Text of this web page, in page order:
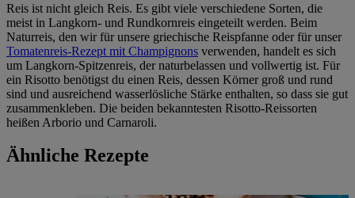
Reis ist nicht gleich Reis. Es gibt viele verschiedene Sorten, die
meist in Langkorn- und Rundkornreis eingeteilt werden. Beim
Naturreis, den wir für unsere griechische Reispfanne oder für unser
Tomatenreis-Rezept mit Champignons verwenden, handelt es sich
um Langkorn-Spitzenreis, der naturbelassen und vollwertig ist. Für
ein Risotto benötigst du einen Reis, dessen Körner groß und rund
sind und ausreichend wasserlösliche Stärke enthalten, so dass sie gut
zusammenkleben. Die beiden bekanntesten Risotto-Reissorten
heißen Arborio und Carnaroli.
Ähnliche Rezepte